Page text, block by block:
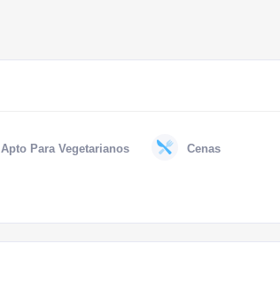
Apto Para Vegetarianos Cenas